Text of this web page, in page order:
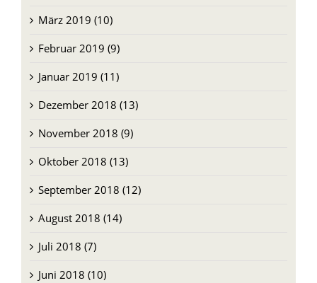
März 2019 (10)
Februar 2019 (9)
Januar 2019 (11)
Dezember 2018 (13)
November 2018 (9)
Oktober 2018 (13)
September 2018 (12)
August 2018 (14)
Juli 2018 (7)
Juni 2018 (10)